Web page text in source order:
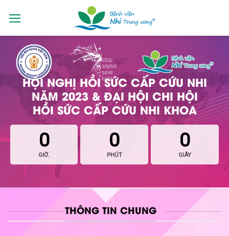
HỘI NGHỊ HỒI SỨC CẤP CỨU NHI
NĂM 2023 & ĐẠI HỘI CHI HỘI
HỒI SỨC CẤP CỨU NHI KHOA
0
GIỜ.
0
PHÚT
0
GIÂY
THÔNG TIN CHUNG